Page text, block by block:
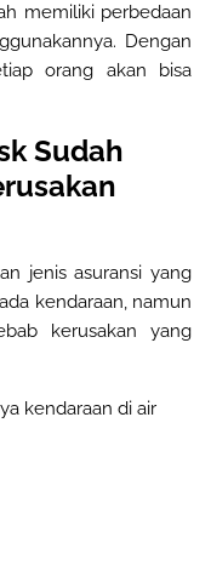
memiliki perbedaan
Dengan
orang akan bisa
Sudah
jenis asuransi yang
kendaraan, namun
kerusakan yang
kendaraan di air